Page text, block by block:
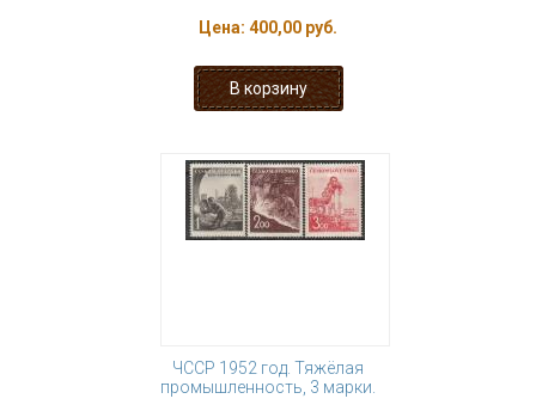
Цена: 400,00 руб.
ЧССР 1952 год. Тяжёлая
промышленность, 3 марки.